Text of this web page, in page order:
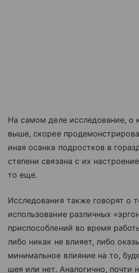
На самом деле исследование, о
выше, скорее
иная осанка подростков в
степени связана с их
то еще.
Исследования также говорят о
использование различных
приспособлений во время
либо никак не влияет, либо
минимальное влияние на то,
шея или нет. Аналогично, почти